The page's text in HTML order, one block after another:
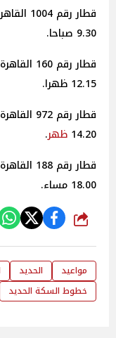
قطار
9.30 صباحا.
قطار
12.15 ظهرا.
قطار
14.20 ظهر.
قطار
18.00 مساء.
شارك
مواعيد الحديد
خطوط السكة الحديد